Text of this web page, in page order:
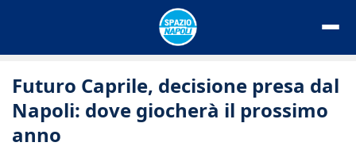
Futuro Caprile, decisione presa dal
Napoli: dove giocherà il prossimo
anno